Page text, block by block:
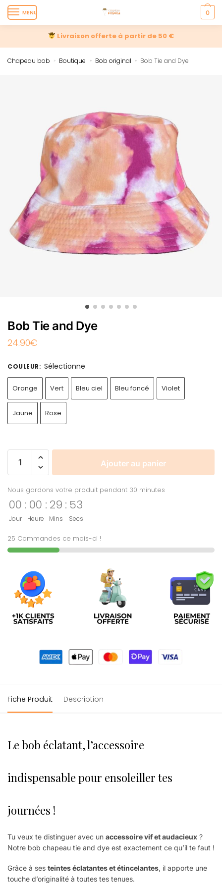
MENU 0
Livraison offerte à partir de 50 €
Chapeau bob » Boutique » Bob original » Bob Tie and Dye
Bob Tie and Dye
24.90€
COULEUR: Sélectionne
Orange Vert Bleu ciel Bleu foncé Violet
Jaune Rose
Ajouter au panier
Nous gardons votre produit pendant 30 minutes
00
Jour
: 00
Heure
: 29
Mins
: 53
Secs
25 Commandes ce mois-ci !
Fiche Produit Description
Le bob éclatant, l’accessoire
indispensable pour ensoleiller tes
journées !
Tu veux te distinguer avec un accessoire vif et audacieux ?
Notre bob chapeau tie and dye est exactement ce qu’il te faut !
Grâce à ses teintes éclatantes et étincelantes, il apporte une
touche d’originalité à toutes tes tenues.